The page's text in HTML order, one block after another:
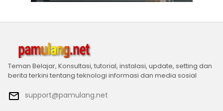
Teman Belajar, Konsultasi, tutorial, instalasi, update, setting dan
berita terkini tentang teknologi informasi dan media sosial
support@pamulang.net